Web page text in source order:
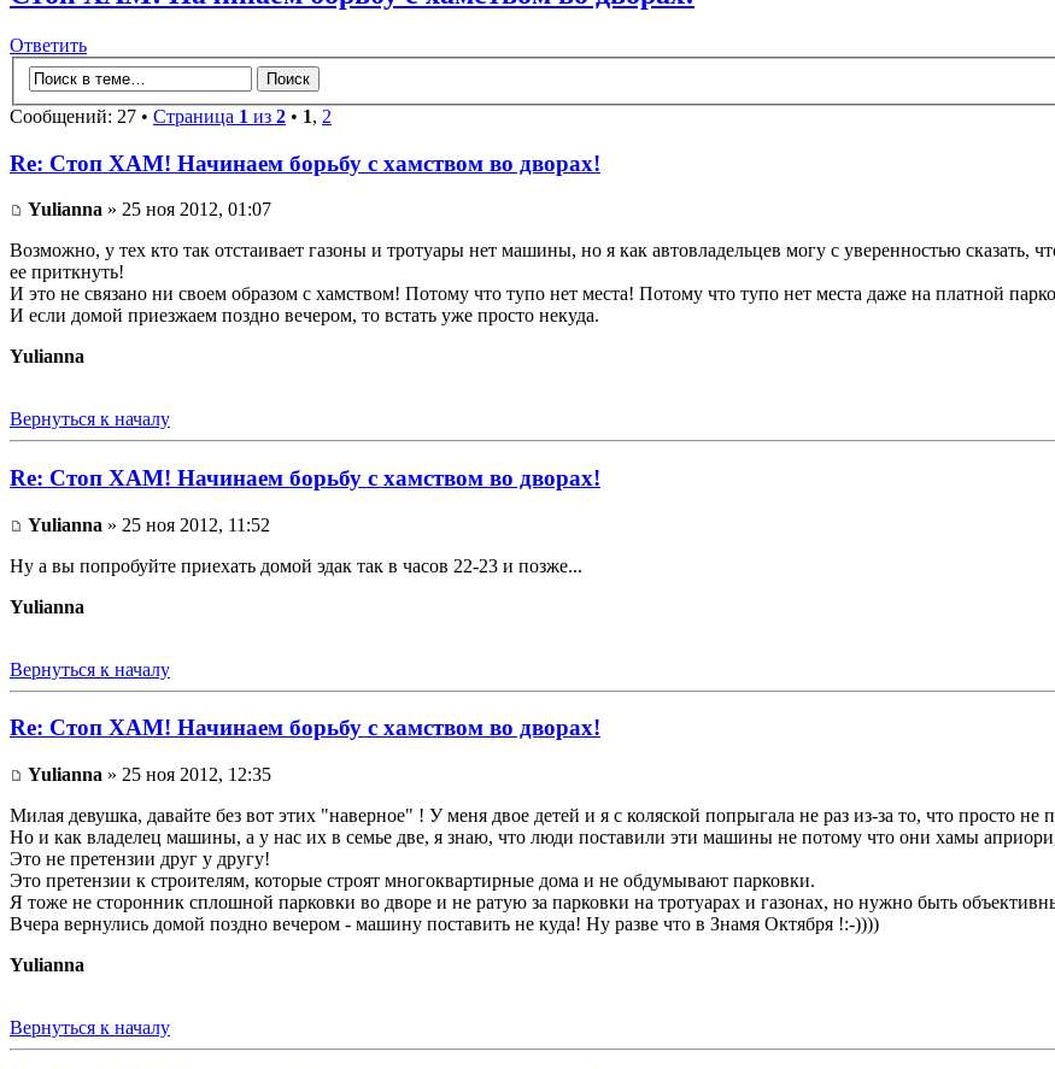
Ответить
Сообщений: 27 • Страница 1 из 2 • 1, 2
Re: Стоп ХАМ! Начинаем борьбу с хамством во дворах!
Yulianna » 25 ноя 2012, 01:07
Возможно, у тех кто так отстаивает газоны и тротуары нет машины, но я как автовладельцев могу с уверенностью сказать,
ее приткнуть!
И это не связано ни своем образом с хамством! Потому что тупо нет места! Потому что тупо нет места даже на платной
И если домой приезжаем поздно вечером, то встать уже просто некуда.
Yulianna
Вернуться к началу
Re: Стоп ХАМ! Начинаем борьбу с хамством во дворах!
Yulianna » 25 ноя 2012, 11:52
Ну а вы попробуйте приехать домой эдак так в часов 22-23 и позже...
Yulianna
Вернуться к началу
Re: Стоп ХАМ! Начинаем борьбу с хамством во дворах!
Yulianna » 25 ноя 2012, 12:35
Милая девушка, давайте без вот этих "наверное" ! У меня двое детей и я с коляской попрыгала не раз из-за то, что просто не
Но и как владелец машины, а у нас их в семье две, я знаю, что люди поставили эти машины не потому что они хамы
Это не претензии друг у другу!
Это претензии к строителям, которые строят многоквартирные дома и не обдумывают парковки.
Я тоже не сторонник сплошной парковки во дворе и не ратую за парковки на тротуарах и газонах, но нужно быть
Вчера вернулись домой поздно вечером - машину поставить не куда! Ну разве что в Знамя Октября !:-))))
Yulianna
Вернуться к началу